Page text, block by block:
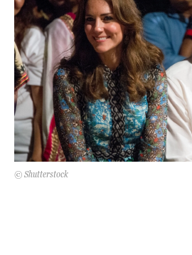
Szobák
Ötletek
Szép terek
BUSINESS
ANYA
AWARDS
BEAUTY AWARDS
EVENT
© Shutterstock